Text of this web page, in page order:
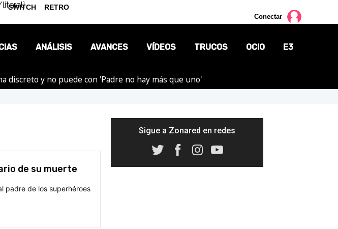
Conectar
ANÁLISIS AVANCES VÍDEOS TRUCOS OCIO E3
discreto y no puede con 'Padre no hay más que uno'
de su muerte
padre de los superhéroes
Sigue a Zonared en redes
SWITCH RETRO